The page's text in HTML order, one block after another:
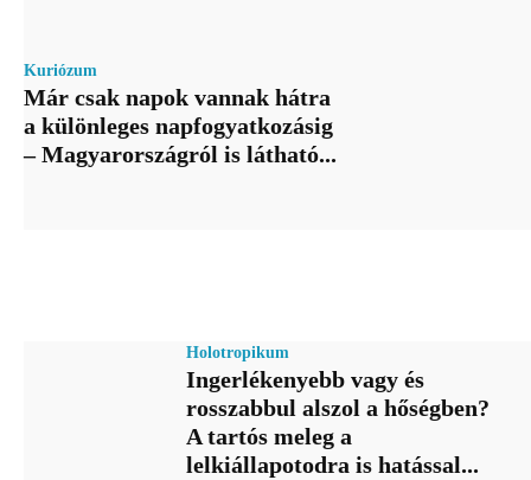
Kuriózum
Már csak napok vannak hátra
a különleges napfogyatkozásig
– Magyarországról is látható...
Holotropikum
Ingerlékenyebb vagy és
rosszabbul alszol a hőségben?
A tartós meleg a
lelkiállapotodra is hatással...